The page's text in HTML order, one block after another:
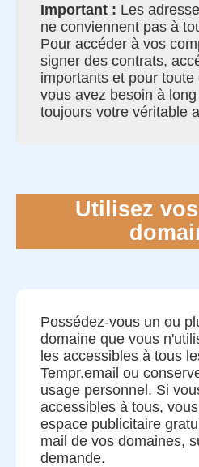
Important : Les
ne conviennent pas à
Pour accéder à vos
signer des contrats,
importants et pour
vous avez besoin à
toujours votre véritable
Utilisez
Possédez-vous un ou
domaine que vous
les accessibles à tous
Tempr.email ou
usage personnel. Si
accessibles à tous,
espace publicitaire
mail de vos domaines,
demande.